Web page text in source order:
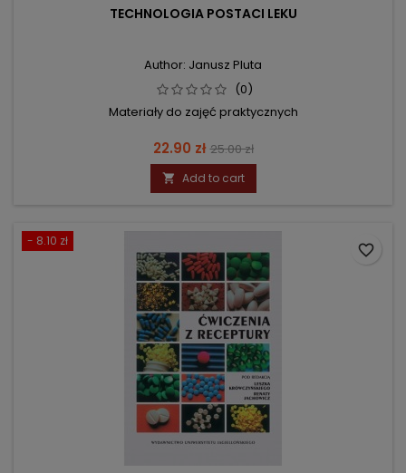
TECHNOLOGIA POSTACI LEKU
Author: Janusz Pluta
(0)
Materiały do zajęć praktycznych
Price
22.90 zł Regular
price
25.00 zł
 Add to cart
- 8.10 zł
favorite_border